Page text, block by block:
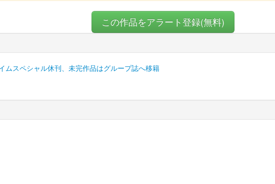
この作品をアラート登録(無料)
ムスペシャル休刊、未完作品はグループ誌へ移籍